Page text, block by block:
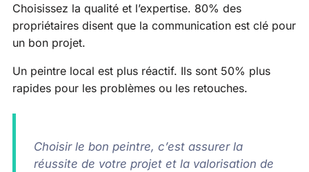
Choisissez la qualité et l’expertise. 80% des
propriétaires disent que la communication est clé pour
un bon projet.
Un peintre local est plus réactif. Ils sont 50% plus
rapides pour les problèmes ou les retouches.
Choisir le bon peintre, c’est assurer la
réussite de votre projet et la valorisation de